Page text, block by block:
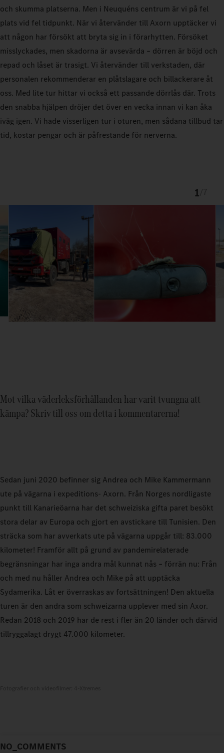
och skumma platserna. Men i Neuquéns centrum är vi på fel
plats vid fel tidpunkt. När vi återvänder till Axorn upptäcker vi
att någon har försökt att bryta sig in i förarhytten. Försöket
misslyckades, men skadorna är avsevärda – dörren är böjd och
repad och låset är trasigt. Vi återvänder till verkstaden, där
personalen rekommenderar en plåtslagare och billackerare åt
oss. Med lite tur hittar vi också ett passande dörrlås där. Trots
den snabba hjälpen dröjer det över en vecka innan vi kan åka
iväg igen. Vi hade visserligen tur i oturen, men sådana tillbud tar
tid, kostar pengar och är påfrestande för nerverna.
1
Mot vilka väderleksförhållanden har varit tvungna att
kämpa? Skriv till oss om detta i kommentarerna!
Sedan juni 2020 befinner sig Andrea och Mike Kammermann
ute på vägarna i expeditions‑ Axorn. Från Norges nordligaste
punkt till Kanarieöarna har det schweiziska gifta paret besökt
stora delar av Europa och gjort en avstickare till Tunisien. Den
sträcka som har avverkats ute på vägarna uppgår till: 83.000
kilometer! Framför allt på grund av pandemirelaterade
begränsningar har inga andra mål kunnat nås – förrän nu: Från
och med nu håller Andrea och Mike på att upptäcka
Sydamerika. Låt er överraskas av fortsättningen! Den aktuella
turen är den andra som schweizarna upplever med sin Axor.
Redan 2018 och 2019 har de rest i fler än 20 länder och därvid
tillryggalagt drygt 47.000 kilometer.
NO_COMMENTS